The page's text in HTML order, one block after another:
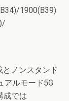
1900(B39)
とノンスタンド
アルモード5G
成では